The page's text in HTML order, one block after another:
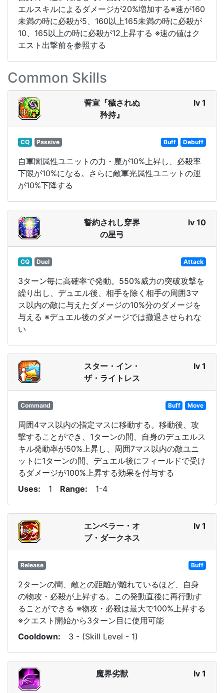
エルスキルによるダメージが20%増加する※速が160
未満の時に必殺が5、160以上165未満の時に必殺が
10、165以上の時に必殺が12上昇する ※速の値はク
エスト出撃前を参照する
Common Skills
誓宣『穢されぬ
矜持』
lv 1
CQ Passive Buff Debuff
自軍闇属性ユニットの力・魔が10%上昇し、必殺率
下限が10%になる。さらに敵軍光属性ユニットの運
が10%下降する
誓約されし穿界
の星弓
lv 10
CQ Duel Attack
3ターン毎に高確率で発動。550%威力の突破攻撃を
繰り出し、デュエル後、相手を除く相手の周囲3マ
ス以内の敵に与えたダメージの10%分のダメージを
与える ※デュエル後のダメージでは撤退させられな
い
スター・イン・
ザ・ライトレス
lv 1
Command Buff Move
周囲4マス以内の指定マスに移動する。移動後、攻
撃することができ、1ターンの間、自身のデュエルス
キル発動率が50%上昇し、周囲7マス以内の敵ユニ
ットに1ターンの間、デュエル後にフィールドで受け
るダメージが100%上昇する効果を付与する
Uses
1 Range 1-4
エンペラー・オ
ブ・ダークネス
lv 1
Release Buff
2ターンの間、敵との距離が離れているほど、自身
の物攻・必殺が上昇する。この発動直後に再行動す
ることができる ※物攻・必殺は最大で100%上昇する
※クエスト開始から3ターン目に使用可能
Cooldown
3 - (Skill Level - 1)
魔界劣獣 lv 1